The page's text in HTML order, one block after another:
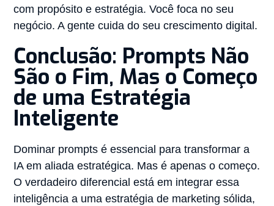
com propósito e estratégia. Você foca no seu
negócio. A gente cuida do seu crescimento digital.
Conclusão: Prompts Não
São o Fim, Mas o Começo
de uma Estratégia
Inteligente
Dominar prompts é essencial para transformar a
IA em aliada estratégica. Mas é apenas o começo.
O verdadeiro diferencial está em integrar essa
inteligência a uma estratégia de marketing sólida,